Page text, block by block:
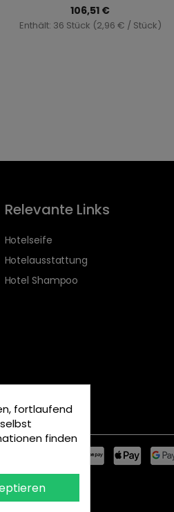
106,51 €
Enthält: 36 Stück (2,96 € / Stück)
Relevante Links
Hotelseife
Hotelausstattung
Hotel Shampoo
fortlaufend
finden